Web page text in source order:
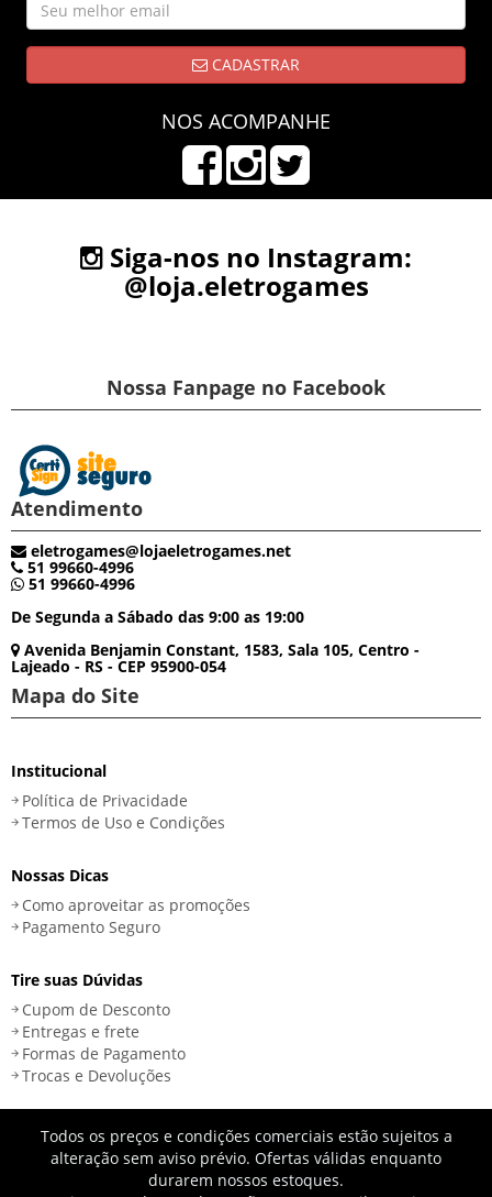
CADASTRAR
NOS ACOMPANHE
Siga-nos no Instagram:
@loja.eletrogames
Nossa Fanpage no Facebook
Atendimento
eletrogames@lojaeletrogames.net
51 99660-4996
51 99660-4996
De Segunda a Sábado das 9:00 as 19:00
Avenida Benjamin Constant, 1583, Sala 105, Centro -
Lajeado - RS - CEP 95900-054
Mapa do Site
Institucional
Política de Privacidade
Termos de Uso e Condições
Nossas Dicas
Como aproveitar as promoções
Pagamento Seguro
Tire suas Dúvidas
Cupom de Desconto
Entregas e frete
Formas de Pagamento
Trocas e Devoluções
Todos os preços e condições comerciais estão sujeitos a
alteração sem aviso prévio. Ofertas válidas enquanto
durarem nossos estoques.